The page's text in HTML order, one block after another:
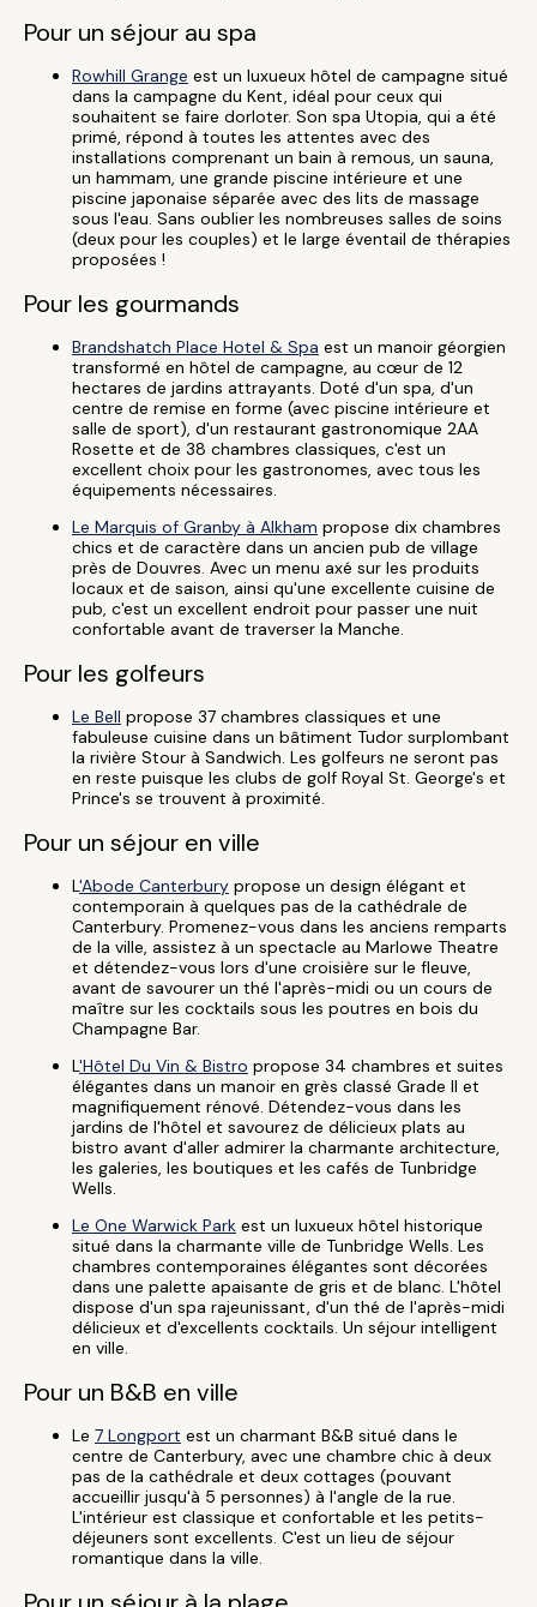
Pour un séjour au spa
Rowhill Grange est un luxueux hôtel de campagne situé
dans la campagne du Kent, idéal pour ceux qui
souhaitent se faire dorloter. Son spa Utopia, qui a été
primé, répond à toutes les attentes avec des
installations comprenant un bain à remous, un sauna,
un hammam, une grande piscine intérieure et une
piscine japonaise séparée avec des lits de massage
sous l'eau. Sans oublier les nombreuses salles de soins
(deux pour les couples) et le large éventail de thérapies
proposées !
Pour les gourmands
Brandshatch Place Hotel & Spa est un manoir géorgien
transformé en hôtel de campagne, au cœur de 12
hectares de jardins attrayants. Doté d'un spa, d'un
centre de remise en forme (avec piscine intérieure et
salle de sport), d'un restaurant gastronomique 2AA
Rosette et de 38 chambres classiques, c'est un
excellent choix pour les gastronomes, avec tous les
équipements nécessaires.
Le Marquis of Granby à Alkham propose dix chambres
chics et de caractère dans un ancien pub de village
près de Douvres. Avec un menu axé sur les produits
locaux et de saison, ainsi qu'une excellente cuisine de
pub, c'est un excellent endroit pour passer une nuit
confortable avant de traverser la Manche.
Pour les golfeurs
Le Bell propose 37 chambres classiques et une
fabuleuse cuisine dans un bâtiment Tudor surplombant
la rivière Stour à Sandwich. Les golfeurs ne seront pas
en reste puisque les clubs de golf Royal St. George's et
Prince's se trouvent à proximité.
Pour un séjour en ville
L'Abode Canterbury propose un design élégant et
contemporain à quelques pas de la cathédrale de
Canterbury. Promenez-vous dans les anciens remparts
de la ville, assistez à un spectacle au Marlowe Theatre
et détendez-vous lors d'une croisière sur le fleuve,
avant de savourer un thé l'après-midi ou un cours de
maître sur les cocktails sous les poutres en bois du
Champagne Bar.
L'Hôtel Du Vin & Bistro propose 34 chambres et suites
élégantes dans un manoir en grès classé Grade II et
magnifiquement rénové. Détendez-vous dans les
jardins de l'hôtel et savourez de délicieux plats au
bistro avant d'aller admirer la charmante architecture,
les galeries, les boutiques et les cafés de Tunbridge
Wells.
Le One Warwick Park est un luxueux hôtel historique
situé dans la charmante ville de Tunbridge Wells. Les
chambres contemporaines élégantes sont décorées
dans une palette apaisante de gris et de blanc. L'hôtel
dispose d'un spa rajeunissant, d'un thé de l'après-midi
délicieux et d'excellents cocktails. Un séjour intelligent
en ville.
Pour un B&B en ville
Le 7 Longport est un charmant B&B situé dans le
centre de Canterbury, avec une chambre chic à deux
pas de la cathédrale et deux cottages (pouvant
accueillir jusqu'à 5 personnes) à l'angle de la rue.
L'intérieur est classique et confortable et les petits-
déjeuners sont excellents. C'est un lieu de séjour
romantique dans la ville.